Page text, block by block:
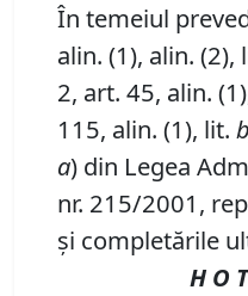
În temeiul
alin. (1), alin. (2),
2, art. 45, alin.
115, alin. (1), lit.
a) din Legea
nr. 215/2001,
şi completările
H O